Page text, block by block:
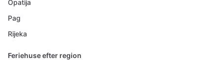
Opatija
Pag
Rijeka
Feriehuse efter region